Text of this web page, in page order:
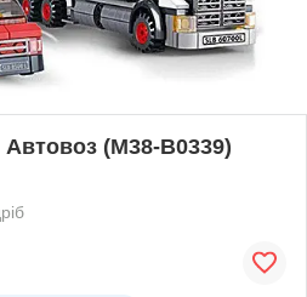
(M38-B0339)